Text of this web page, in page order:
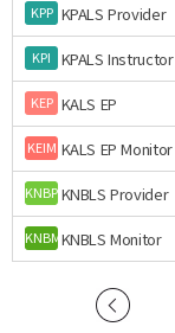
KPP KPALS Provider
KPI KPALS Instructor
KEP KALS EP
KEIM KALS EP Monitor
KNBPKNBLS Provider
KNBMKNBLS Monitor